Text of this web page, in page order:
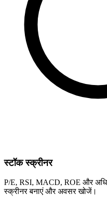
स्टॉक स्क्रीनर
P/E, RSI, MACD, ROE और
स्क्रीनर बनाएं और अवसर खोजें।